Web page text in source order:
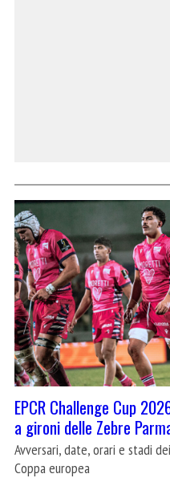
EPCR Challenge Cup
a gironi delle Zebre
Avversari, date, orari e stadi
Coppa europea